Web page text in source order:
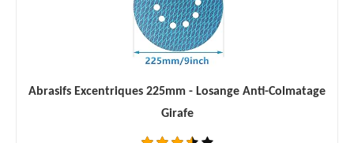
Abrasifs Excentriques 225mm - Losange Anti-Colmatage
Girafe